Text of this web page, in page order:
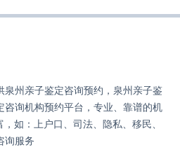
泉州亲子鉴定咨询预约，泉州亲子鉴
咨询机构预约平台，专业、靠谱的机
如：上户口、司法、隐私、移民、
询服务